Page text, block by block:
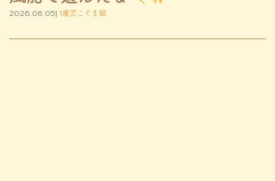
2026.08.05| 1歳児こぐま組